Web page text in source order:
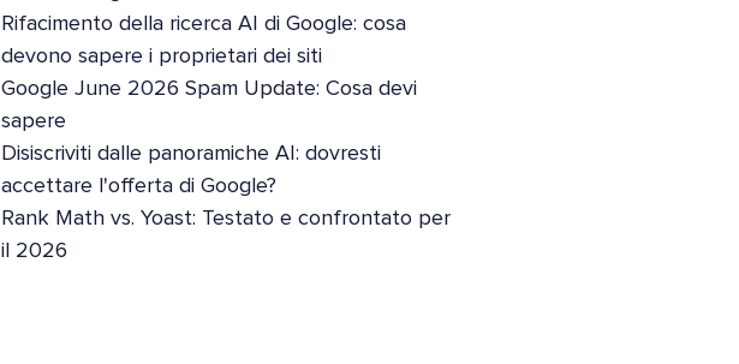
Rifacimento della ricerca AI di Google: cosa
devono sapere i proprietari dei siti
Google June 2026 Spam Update: Cosa devi
sapere
Disiscriviti dalle panoramiche AI: dovresti
accettare l'offerta di Google?
Rank Math vs. Yoast: Testato e confrontato per
il 2026